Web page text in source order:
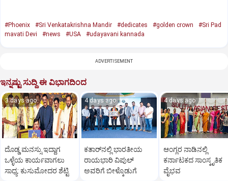
#Phoenix #Sri Venkatakrishna Mandir #dedicates #golden crown
#Sri Pad
mavati Devi
#news #USA #udayavani kannada
ADVERTISEMENT
ಇನ್ನಷ್ಟು ಸುದ್ದಿ ಈ ವಿಭಾಗದಿಂದ
3 days ago
ದೊಡ್ಡ ಮನಸ್ಸು ಇದ್ದಾಗ
ಒಳ್ಳೆಯ ಕಾರ್ಯವಾಗಲು
ಸಾಧ್ಯ: ಕುಸುಮೋದರ ಶೆಟ್ಟಿ
4 days ago
ಕತಾರ್‌ನಲ್ಲಿ ಭಾರತೀಯ
ರಾಯಭಾರಿ ವಿಪುಲ್‌
ಅವರಿಗೆ ಬೀಳ್ಕೊಡುಗೆ
4 days ago
ಆಂಗ್ಲರ ನಾಡಿನಲ್ಲಿ
ಕರ್ನಾಟಕದ ಸಾಂಸ್ಕೃತಿಕ‌
ವೈಭವ